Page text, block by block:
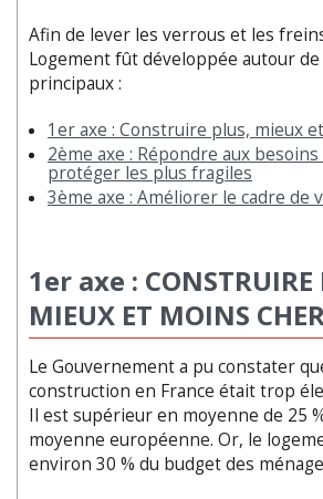
Afin de lever les verrous et les
Logement fût développée autour
principaux :
1er axe : Construire plus, mieux
2ème axe : Répondre aux
protéger les plus fragiles
3ème axe : Améliorer le cadre de
1er axe : CONSTRUIRE
MIEUX ET MOINS
Le Gouvernement a pu constater
construction en France était trop
Il est supérieur en moyenne de 25
moyenne européenne. Or, le
environ 30 % du budget des